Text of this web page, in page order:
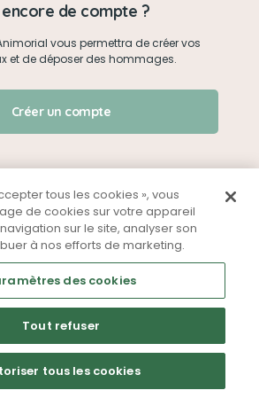
un mémorial
sommes-nous ?
Nous contacter
Partager sur Facebook
Je me connecte
encore de compte ?
vous permettra de créer vos
et de déposer des hommages.
Créer un compte
CGU Politique de confidentialité
tous les cookies », vous
de cookies sur votre appareil
sur le site, analyser son
à nos efforts de marketing.
des cookies
Tout refuser
tous les cookies